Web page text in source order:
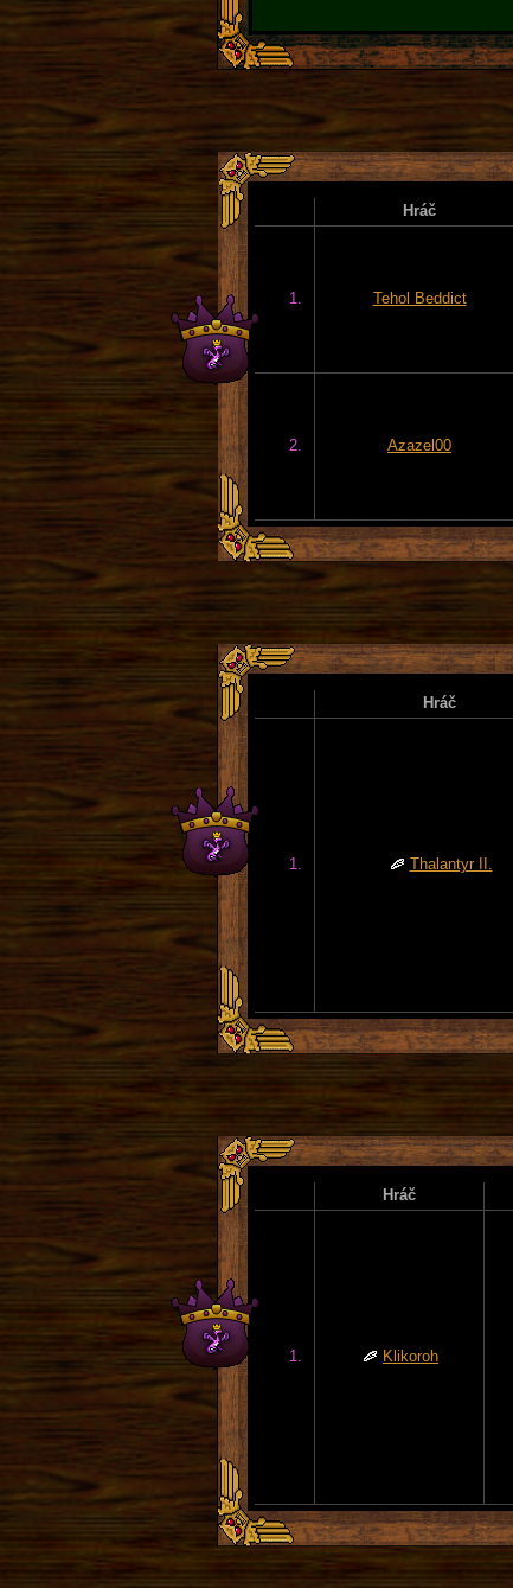
Hráč
1. Tehol Beddict
2. Azazel00
Hráč
1. Thalantyr II.
Hráč
1. Klikoroh